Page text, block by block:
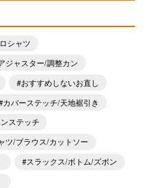
シャツ
ジャスター/調整カン
おすすめしないお直し
カバーステッチ/天地裾引き
ステッチ
ツ/ブラウス/カットソー
スラックス/ボトム/ズボン